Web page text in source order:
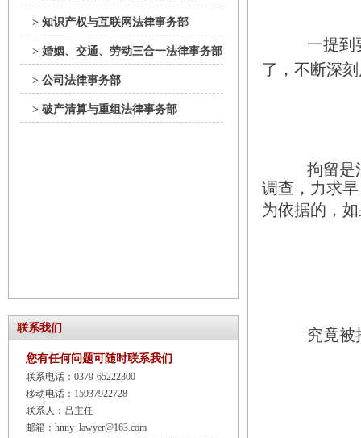
> 知识产权与互联网法律事务部
> 婚姻、交通、劳动三合一法律事务部
> 公司法律事务部
> 破产清算与重组法律事务部
联系我们
您有任何问题可随时联系我们
联系电话：0379-65222300
移动电话：15937922728
联系人：吕主任
邮箱：hnny_lawyer@163.com
一提到
了，不断深
拘留是
调查，力求
为依据的，
究竟被